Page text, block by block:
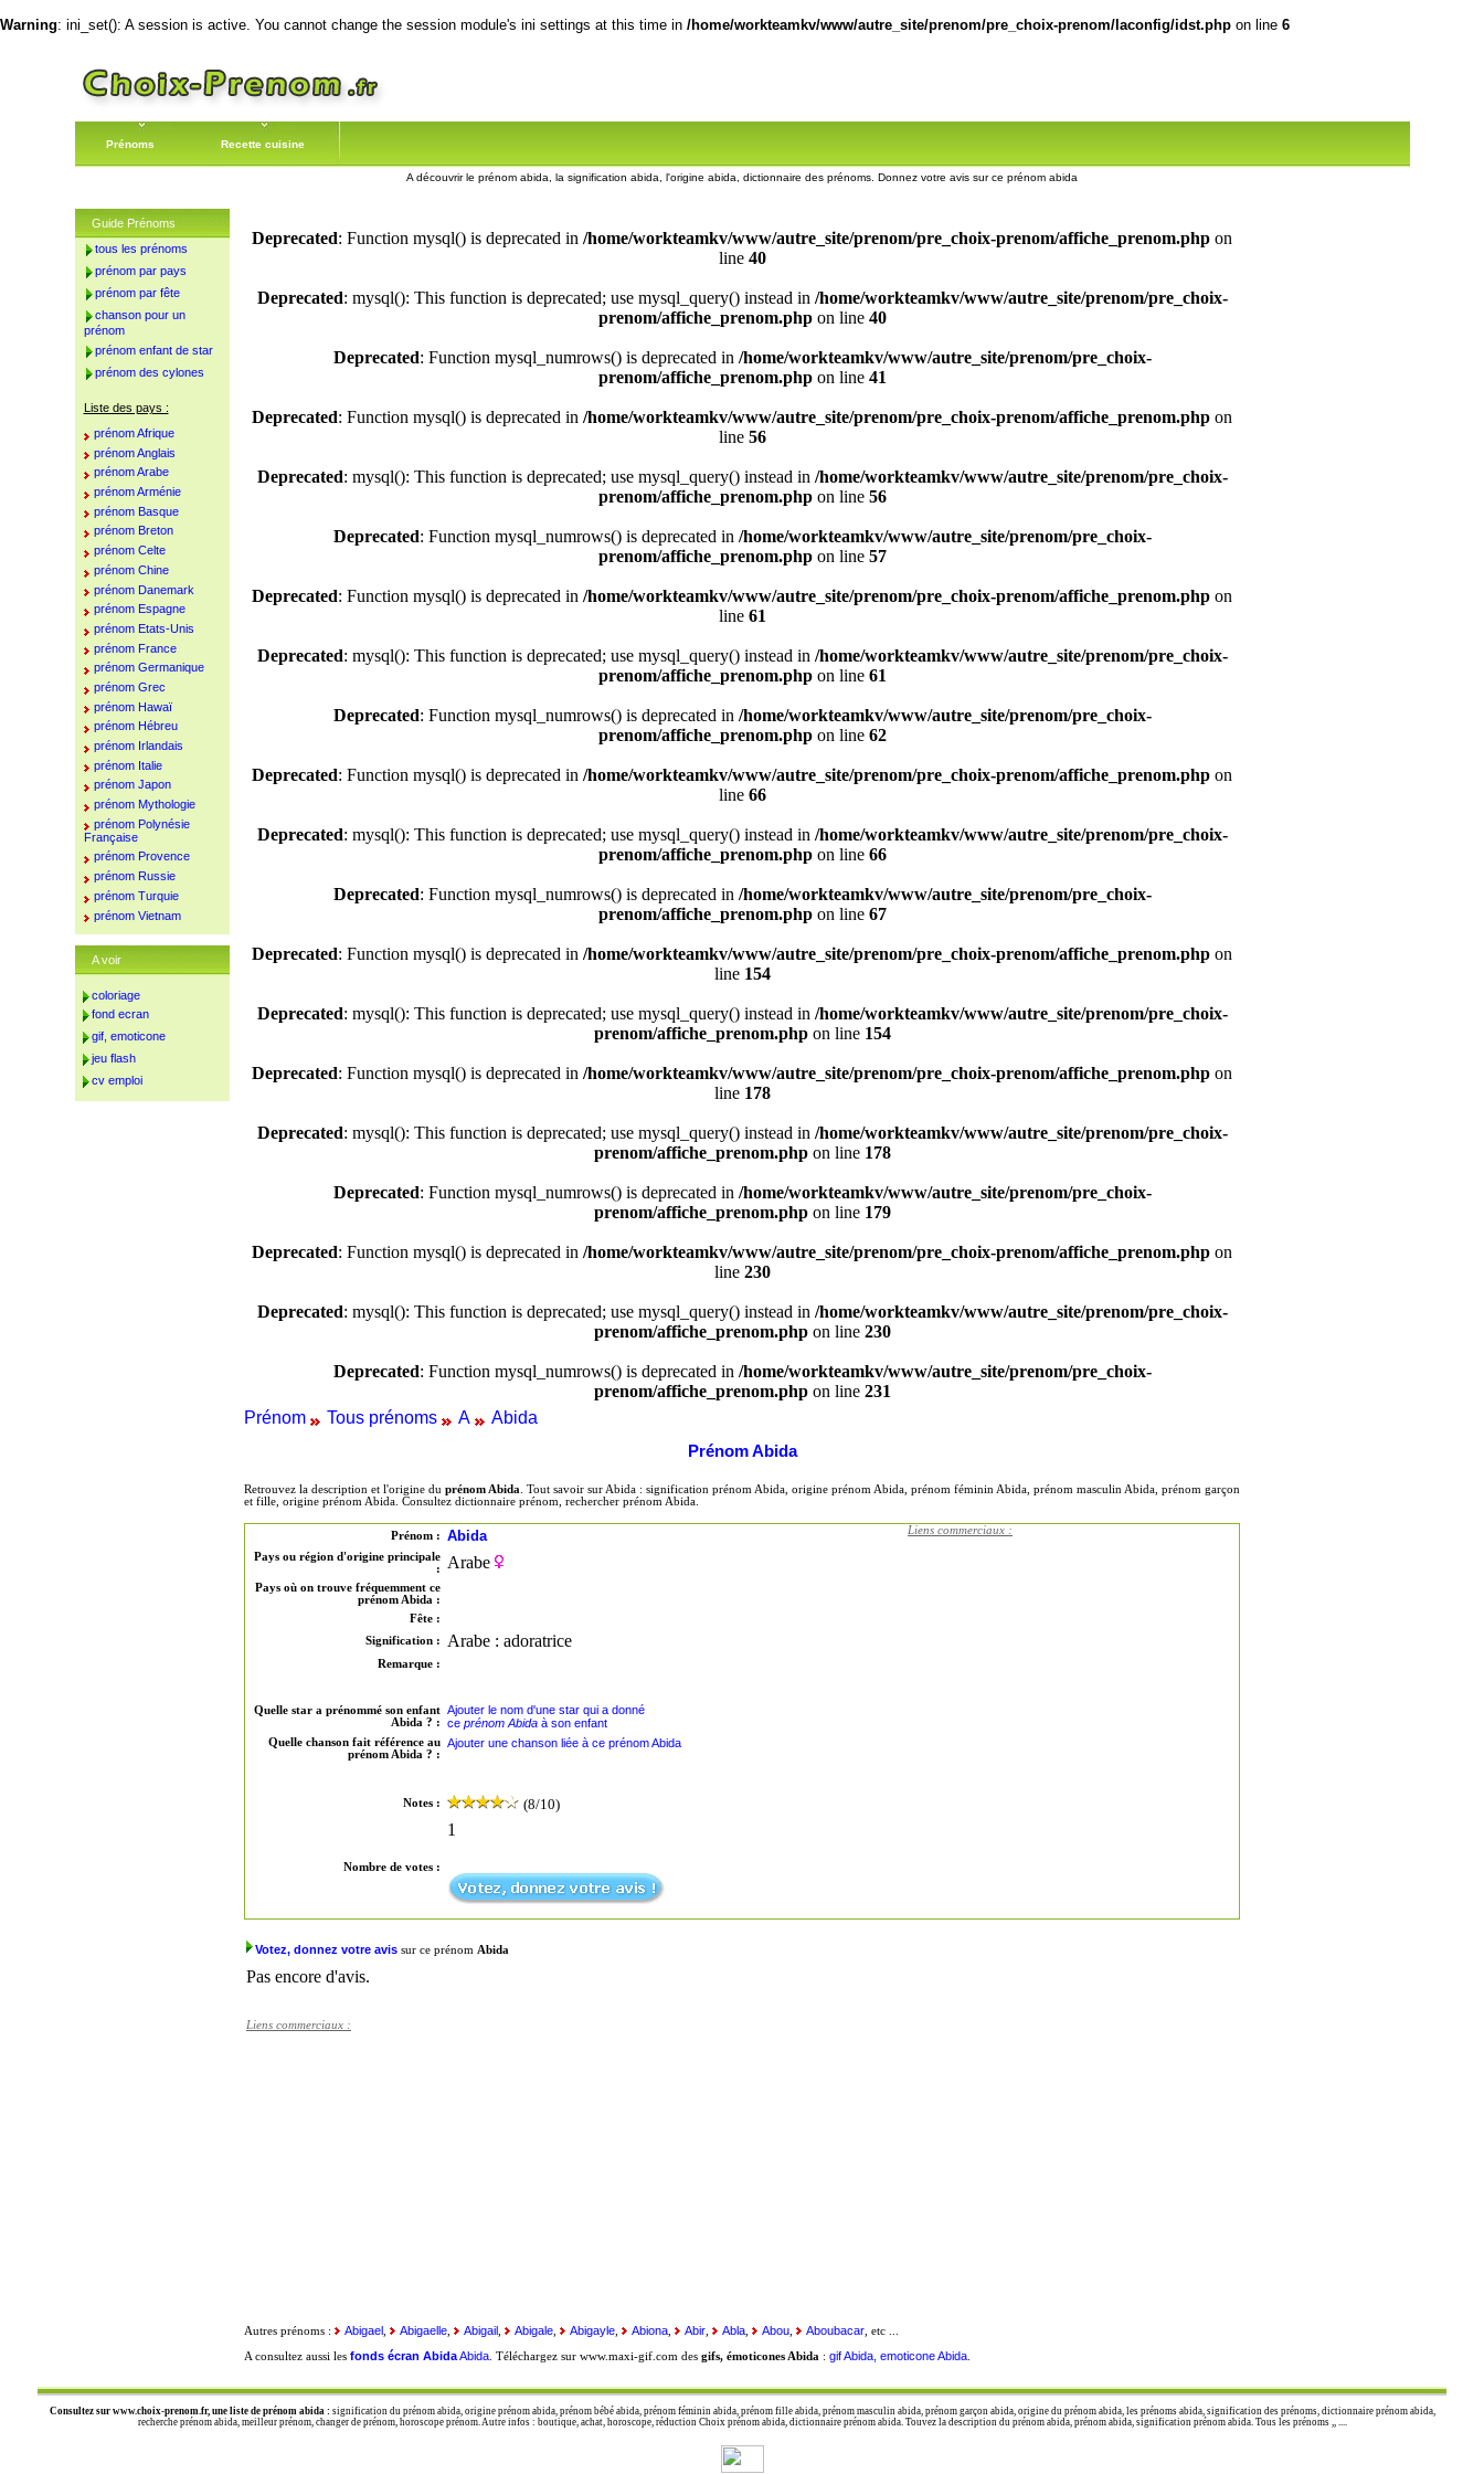
Warning: ini_set(): A session is active. You cannot change the session module's ini settings at this time in /home/workteamkv/www/autre_site/prenom/pre_choix-prenom/laconfig/idst.php on line 6
Prénoms Recette cuisine
A découvrir le prénom abida, la signification abida, l'origine abida, dictionnaire des prénoms. Donnez votre avis sur ce prénom abida
Deprecated: Function mysql() is deprecated in /home/workteamkv/www/autre_site/prenom/pre_choix-prenom/affiche_prenom.php on
line 40
Deprecated: mysql(): This function is deprecated; use mysql_query() instead in /home/workteamkv/www/autre_site/prenom/pre_choix-
prenom/affiche_prenom.phpon line 40
Deprecated: Function mysql_numrows() is deprecated in /home/workteamkv/www/autre_site/prenom/pre_choix-
prenom/affiche_prenom.phpon line 41
Deprecated: Function mysql() is deprecated in /home/workteamkv/www/autre_site/prenom/pre_choix-prenom/affiche_prenom.php on
line 56
Deprecated: mysql(): This function is deprecated; use mysql_query() instead in /home/workteamkv/www/autre_site/prenom/pre_choix-
prenom/affiche_prenom.phpon line 56
Deprecated: Function mysql_numrows() is deprecated in /home/workteamkv/www/autre_site/prenom/pre_choix-
prenom/affiche_prenom.phpon line 57
Deprecated: Function mysql() is deprecated in /home/workteamkv/www/autre_site/prenom/pre_choix-prenom/affiche_prenom.php on
line 61
Deprecated: mysql(): This function is deprecated; use mysql_query() instead in /home/workteamkv/www/autre_site/prenom/pre_choix-
prenom/affiche_prenom.phpon line 61
Deprecated: Function mysql_numrows() is deprecated in /home/workteamkv/www/autre_site/prenom/pre_choix-
prenom/affiche_prenom.phpon line 62
Deprecated: Function mysql() is deprecated in /home/workteamkv/www/autre_site/prenom/pre_choix-prenom/affiche_prenom.php on
line 66
Deprecated: mysql(): This function is deprecated; use mysql_query() instead in /home/workteamkv/www/autre_site/prenom/pre_choix-
prenom/affiche_prenom.phpon line 66
Deprecated: Function mysql_numrows() is deprecated in /home/workteamkv/www/autre_site/prenom/pre_choix-
prenom/affiche_prenom.phpon line 67
Deprecated: Function mysql() is deprecated in /home/workteamkv/www/autre_site/prenom/pre_choix-prenom/affiche_prenom.php on
line 154
Deprecated: mysql(): This function is deprecated; use mysql_query() instead in /home/workteamkv/www/autre_site/prenom/pre_choix-
prenom/affiche_prenom.phpon line 154
Deprecated: Function mysql() is deprecated in /home/workteamkv/www/autre_site/prenom/pre_choix-prenom/affiche_prenom.php on
line 178
Deprecated: mysql(): This function is deprecated; use mysql_query() instead in /home/workteamkv/www/autre_site/prenom/pre_choix-
prenom/affiche_prenom.phpon line 178
Deprecated: Function mysql_numrows() is deprecated in /home/workteamkv/www/autre_site/prenom/pre_choix-
prenom/affiche_prenom.phpon line 179
Deprecated: Function mysql() is deprecated in /home/workteamkv/www/autre_site/prenom/pre_choix-prenom/affiche_prenom.php on
line 230
Deprecated: mysql(): This function is deprecated; use mysql_query() instead in /home/workteamkv/www/autre_site/prenom/pre_choix-
prenom/affiche_prenom.phpon line 230
Deprecated: Function mysql_numrows() is deprecated in /home/workteamkv/www/autre_site/prenom/pre_choix-
prenom/affiche_prenom.phpon line 231
Prénom
Tous prénoms A Abida
Prénom Abida
Retrouvez la description et l'origine du prénom Abida . Tout savoir sur Abida : signification prénom Abida, origine prénom Abida, prénom féminin Abida, prénom masculin Abida, prénom garçon
et fille, origine prénom Abida. Consultez dictionnaire prénom, rechercher prénom Abida.
Prénom : Abida
Pays ou région d'origine principale
:
Arabe
Pays où on trouve fréquemment ce
prénom Abida :
Fête :
Signification :
Arabe : adoratrice
Remarque :
Quelle star a prénommé son enfant
Abida ? :
Ajouter le nom d'une star qui a donné
ce prénom Abida à son enfant
Quelle chanson fait référence au
prénom Abida ? :
Ajouter une chanson liée à ce prénom Abida
Notes : (8/10)
Nombre de votes :
1
Liens commerciaux :
Votez, donnez votre avis sur ce prénom Abida
Pas encore d'avis.
Liens commerciaux :
Autres prénoms : Abigael Abigaelle Abigail Abigale Abigayle Abiona Abir Abla Abou Aboubacar , etc ...
A consultez aussi les fonds écran AbidaAbida . Téléchargez sur www.maxi-gif.com des gifs, émoticones Abida : gif Abida, emoticone Abida
Guide Prénoms
tous les prénoms
prénom par pays
prénom par fête
chanson pour un
prénom
prénom enfant de star
prénom des cylones
Liste des pays :
prénom Afrique
prénom Anglais
prénom Arabe
prénom Arménie
prénom Basque
prénom Breton
prénom Celte
prénom Chine
prénom Danemark
prénom Espagne
prénom Etats-Unis
prénom France
prénom Germanique
prénom Grec
prénom Hawaï
prénom Hébreu
prénom Irlandais
prénom Italie
prénom Japon
prénom Mythologie
prénom Polynésie
Française
prénom Provence
prénom Russie
prénom Turquie
prénom Vietnam
A voir
coloriage
fond ecran
gif, emoticone
jeu flash
cv emploi
Consultez sur www.choix-prenom.fr, une liste de prénom abida : signification du prénom abida, origine prénom abida, prénom bébé abida, prénom féminin abida, prénom fille abida, prénom masculin abida, prénom garçon abida, origine du prénom abida, les prénoms abida, signification des prénoms, dictionnaire prénom abida,
recherche prénom abida, meilleur prénom, changer de prénom, horoscope prénom. Autre infos : boutique, achat, horoscope, réduction Choix prénom abida, dictionnaire prénom abida. Touvez la description du prénom abida, prénom abida, signification prénom abida. Tous les prénoms ,, ....